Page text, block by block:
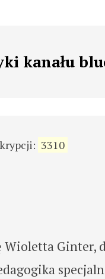
kanału
3310
Wioletta Ginter,